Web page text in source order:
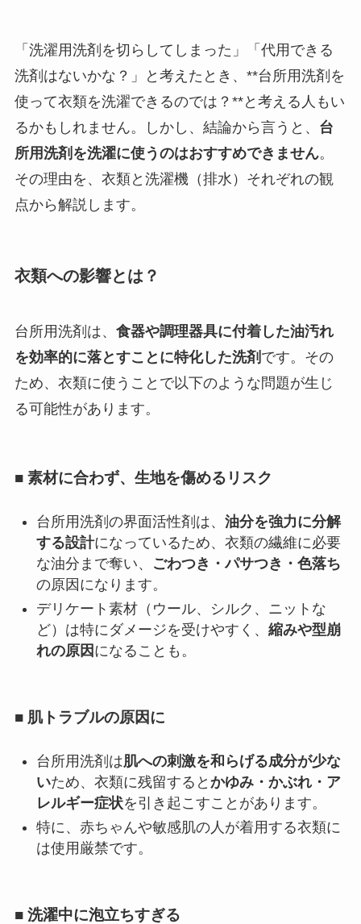
「洗濯用洗剤を切らしてしまった」「代用できる
洗剤はないかな？」と考えたとき、**台所用洗剤を
使って衣類を洗濯できるのでは？**と考える人もい
るかもしれません。しかし、結論から言うと、 台
所用洗剤を洗濯に使うのはおすすめできません。
その理由を、衣類と洗濯機（排水）それぞれの観
点から解説します。
衣類への影響とは？
台所用洗剤は、 食器や調理器具に付着した油汚れ
を効率的に落とすことに特化した洗剤 です。その
ため、衣類に使うことで以下のような問題が生じ
る可能性があります。
■ 素材に合わず、生地を傷めるリスク
台所用洗剤の界面活性剤は、 油分を強力に分解
する設計になっているため、衣類の繊維に必要
な油分まで奪い、
ごわつき・パサつき・色落ち
の原因になります。
デリケート素材（ウール、シルク、ニットな
ど）は特にダメージを受けやすく、 縮みや型崩
れの原因 になることも。
■ 肌トラブルの原因に
台所用洗剤は肌への刺激を和らげる成分が少な
いため、衣類に残留すると かゆみ・かぶれ・ア
レルギー症状を引き起こすことがあります。
特に、赤ちゃんや敏感肌の人が着用する衣類に
は使用厳禁です。
■ 洗濯中に泡立ちすぎる